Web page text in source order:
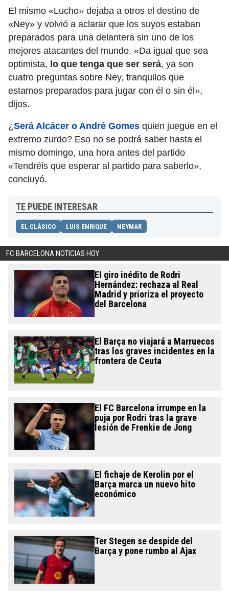
El mismo «Lucho» dejaba a otros el destino de
«Ney» y volvió a aclarar que los suyos estaban
preparados para una delantera sin uno de los
mejores atacantes del mundo. «Da igual que sea
optimista, lo que tenga que ser será, ya son
cuatro preguntas sobre Ney, tranquilos que
estamos preparados para jugar con él o sin él»,
dijos.
¿Será Alcácer o André Gomes quien juegue en el
extremo zurdo? Eso no se podrá saber hasta el
mismo domingo, una hora antes del partido
«Tendréis que esperar al partido para saberlo»,
concluyó.
TE PUEDE INTERESAR
EL CLÁSICO LUIS ENRIQUE NEYMAR
FC BARCELONA NOTICIAS HOY
El giro inédito de Rodri
Hernández: rechaza al Real
Madrid y prioriza el proyecto
del Barcelona
El Barça no viajará a Marruecos
tras los graves incidentes en la
frontera de Ceuta
El FC Barcelona irrumpe en la
puja por Rodri tras la grave
lesión de Frenkie de Jong
El fichaje de Kerolin por el
Barça marca un nuevo hito
económico
Ter Stegen se despide del
Barça y pone rumbo al Ajax